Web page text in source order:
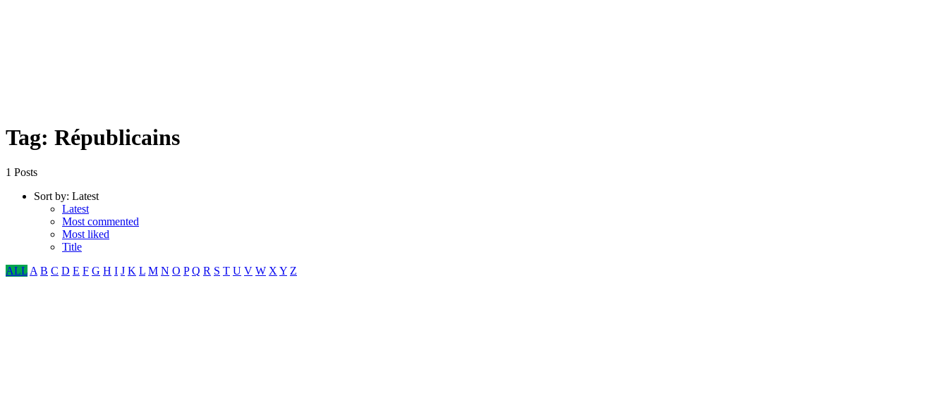
Tag: Républicains
1 Posts
Sort by: Latest
Latest
Most commented
Most liked
Title
ALL A B C D E F G H I J K L M N O P Q R S T U V W X Y Z